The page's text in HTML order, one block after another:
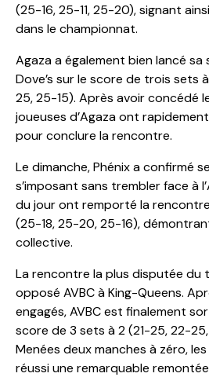
(25-16, 25-11, 25-20), signant
dans le championnat.
Agaza a également bien lancé sa
Dove’s sur le score de trois sets
25, 25-15). Après avoir concédé
joueuses d’Agaza ont
pour conclure la rencontre.
Le dimanche, Phénix a confirmé
s’imposant sans trembler face à
du jour ont remporté la
(25-18, 25-20, 25-16),
collective.
La rencontre la plus disputée du
opposé AVBC à King-Queens.
engagés, AVBC est finalement
score de 3 sets à 2 (21-25, 22-
Menées deux manches à zéro,
réussi une remarquable